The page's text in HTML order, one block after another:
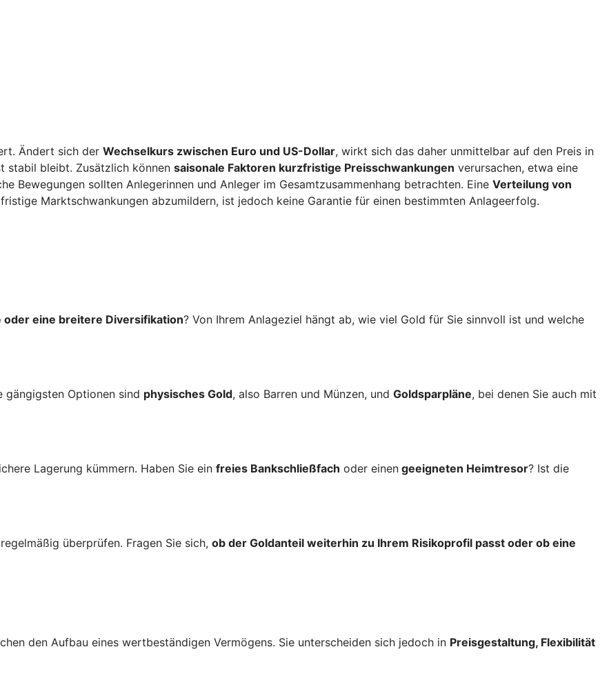
Ändert sich der Wechselkurs zwischen Euro und US-Dollar, wirkt sich das daher unmittelbar auf den Preis in
stabil bleibt. Zusätzlich können saisonale Faktoren kurzfristige Preisschwankungen verursachen, etwa eine
Bewegungen sollten Anlegerinnen und Anleger im Gesamtzusammenhang betrachten. Eine Verteilung von
Marktschwankungen abzumildern, ist jedoch keine Garantie für einen bestimmten Anlageerfolg.
eine breitere Diversifikation? Von Ihrem Anlageziel hängt ab, wie viel Gold für Sie sinnvoll ist und welche
gängigsten Optionen sind physisches Gold, also Barren und Münzen, und Goldsparpläne, bei denen Sie auch mit
Lagerung kümmern. Haben Sie ein freies Bankschließfach oder einen geeigneten Heimtresor? Ist die
überprüfen. Fragen Sie sich, ob der Goldanteil weiterhin zu Ihrem Risikoprofil passt oder ob eine
den Aufbau eines wertbeständigen Vermögens. Sie unterscheiden sich jedoch in Preisgestaltung, Flexibilität